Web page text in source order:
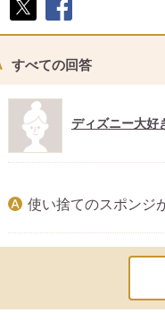
ト
ア
すべての回答
ディズニー大好
使い捨てのスポンジ